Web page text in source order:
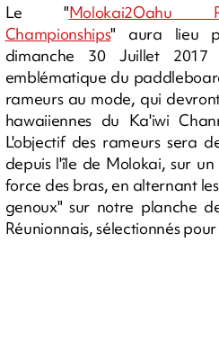
Le "Molokai2Oahu
Championships" aura lieu
dimanche 30 Juillet
emblématique du
rameurs au mode, qui
hawaiiennes du Ka'iwi
L'objectif des rameurs sera
depuis l'île de Molokai, sur
force des bras, en alternant
genoux" sur notre planche
Réunionnais, sélectionnés